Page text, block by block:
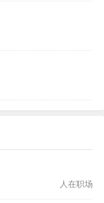
人在职场